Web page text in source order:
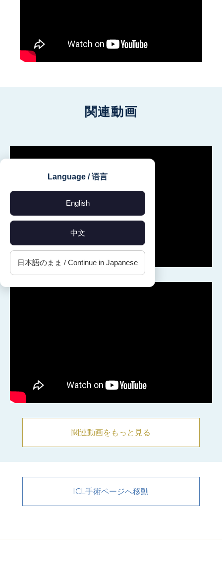
Language / 语言
English
中文
日本語のまま / Continue in Japanese
関連動画
関連動画をもっと見る
ICL手術ページへ移動